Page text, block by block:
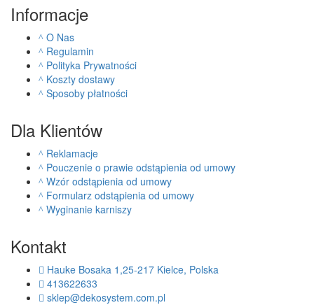
Informacje
O Nas
Regulamin
Polityka Prywatności
Koszty dostawy
Sposoby płatności
Dla Klientów
Reklamacje
Pouczenie o prawie odstąpienia od umowy
Wzór odstąpienia od umowy
Formularz odstąpienia od umowy
Wyginanie karniszy
Kontakt
Hauke Bosaka 1,25-217 Kielce, Polska
413622633
sklep@dekosystem.com.pl